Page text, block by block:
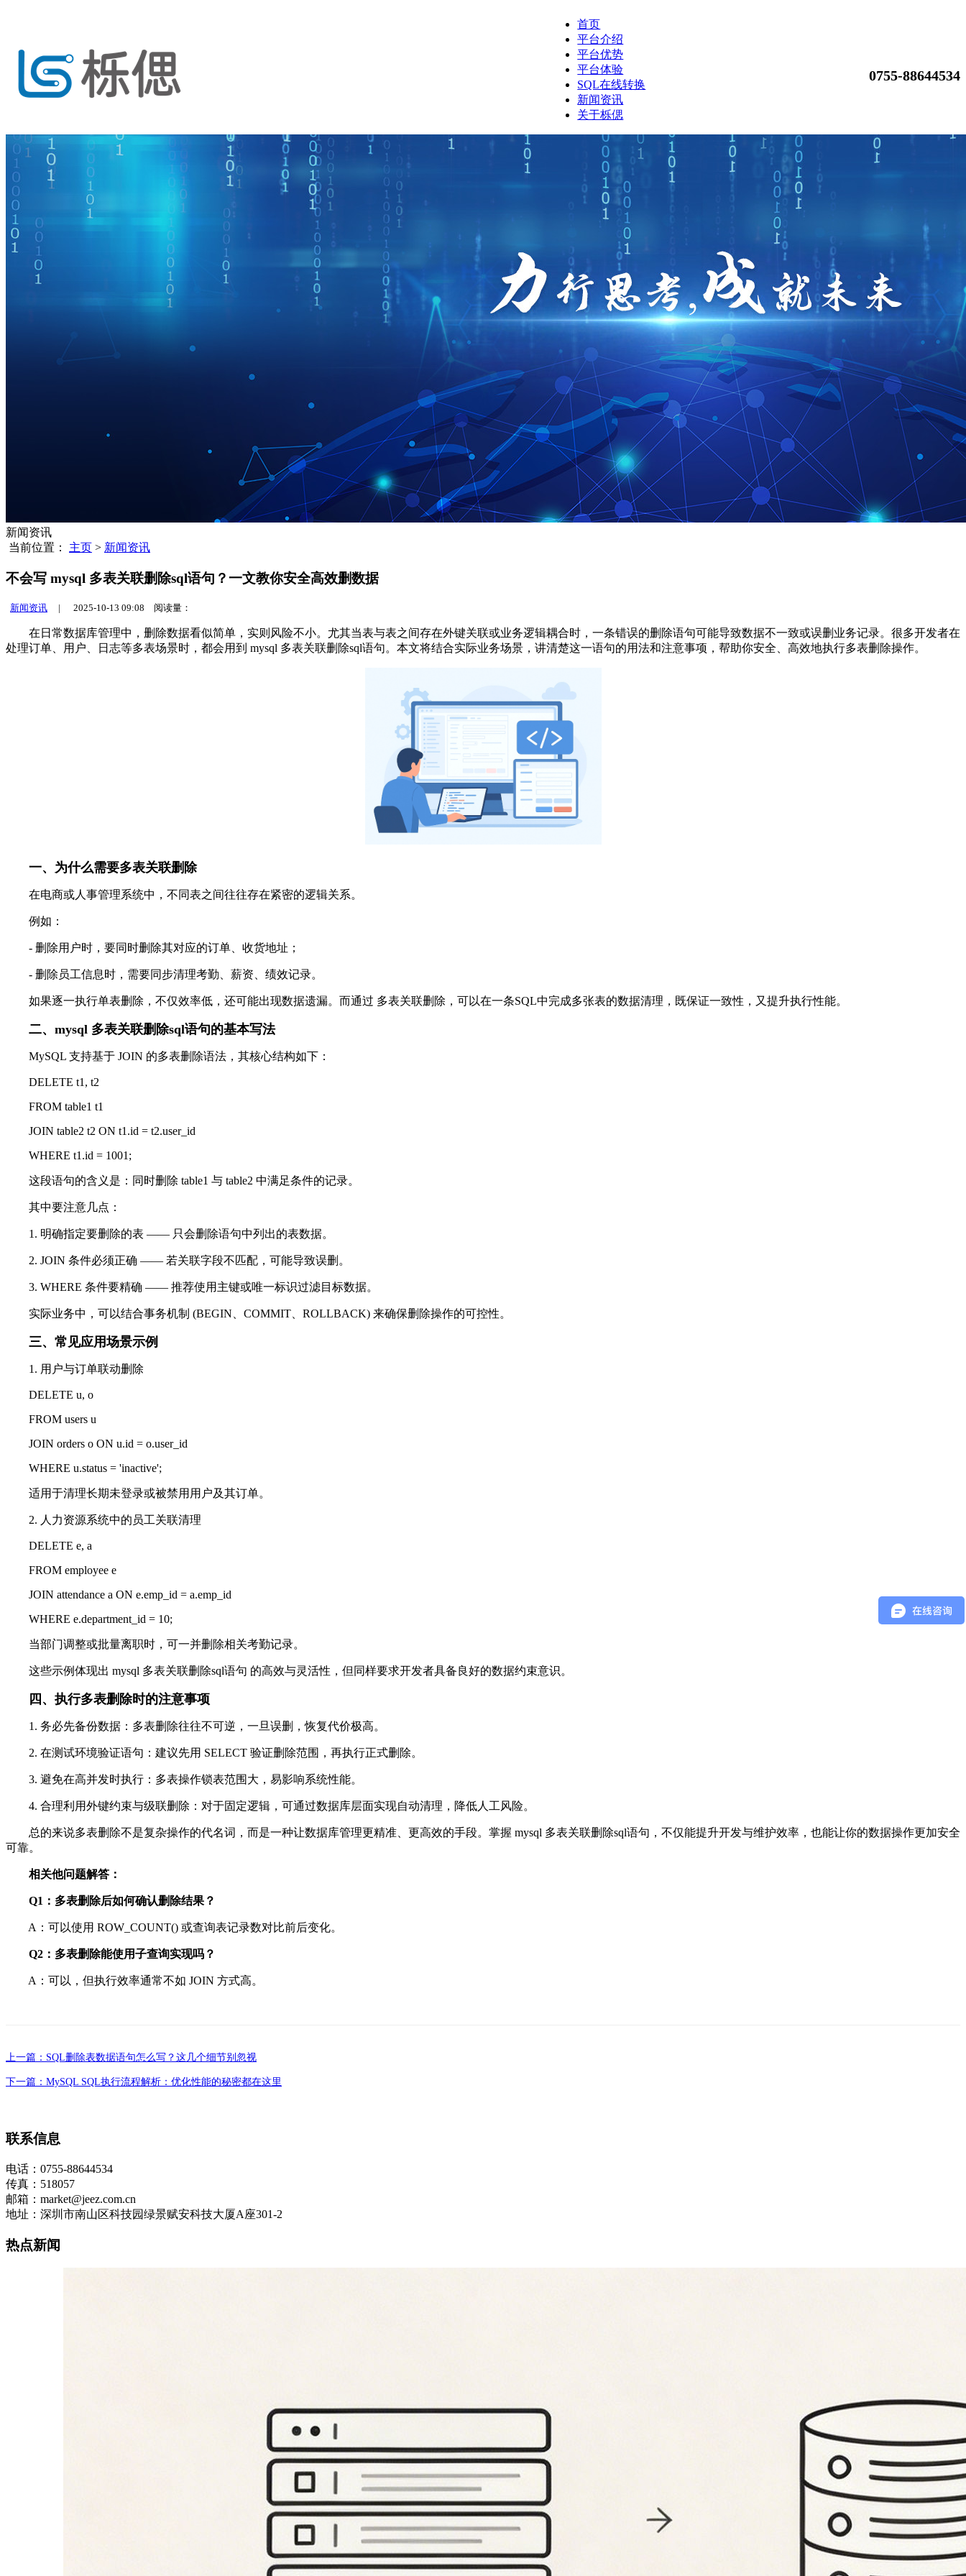
首页
平台介绍
平台优势
平台体验
SQL在线转换
新闻资讯
关于栎偲
0755-88644534
新闻资讯
当前位置： 主页 > 新闻资讯
不会写 mysql 多表关联删除sql语句？一文教你安全高效删数据
新闻资讯 | 2025-10-13 09:08 阅读量：
在日常数据库管理中，删除数据看似简单，实则风险不小。尤其当表与表之间存在外键关联或业务逻辑耦合时，一条错误的删除语句可能导致数据不一致或误删业务记录。很多开发者在
处理订单、用户、日志等多表场景时，都会用到 mysql 多表关联删除sql语句。本文将结合实际业务场景，讲清楚这一语句的用法和注意事项，帮助你安全、高效地执行多表删除操作。
一、为什么需要多表关联删除
在电商或人事管理系统中，不同表之间往往存在紧密的逻辑关系。
例如：
- 删除用户时，要同时删除其对应的订单、收货地址；
- 删除员工信息时，需要同步清理考勤、薪资、绩效记录。
如果逐一执行单表删除，不仅效率低，还可能出现数据遗漏。而通过 多表关联删除，可以在一条SQL中完成多张表的数据清理，既保证一致性，又提升执行性能。
二、mysql 多表关联删除sql语句的基本写法
MySQL 支持基于 JOIN 的多表删除语法，其核心结构如下：
DELETE t1, t2
FROM table1 t1
JOIN table2 t2 ON t1.id = t2.user_id
WHERE t1.id = 1001;
这段语句的含义是：同时删除 table1 与 table2 中满足条件的记录。
其中要注意几点：
1. 明确指定要删除的表 —— 只会删除语句中列出的表数据。
2. JOIN 条件必须正确 —— 若关联字段不匹配，可能导致误删。
3. WHERE 条件要精确 —— 推荐使用主键或唯一标识过滤目标数据。
实际业务中，可以结合事务机制 (BEGIN、COMMIT、ROLLBACK) 来确保删除操作的可控性。
三、常见应用场景示例
1. 用户与订单联动删除
DELETE u, o
FROM users u
JOIN orders o ON u.id = o.user_id
WHERE u.status = 'inactive';
适用于清理长期未登录或被禁用用户及其订单。
2. 人力资源系统中的员工关联清理
DELETE e, a
FROM employee e
JOIN attendance a ON e.emp_id = a.emp_id
WHERE e.department_id = 10;
当部门调整或批量离职时，可一并删除相关考勤记录。
这些示例体现出 mysql 多表关联删除sql语句 的高效与灵活性，但同样要求开发者具备良好的数据约束意识。
四、执行多表删除时的注意事项
1. 务必先备份数据：多表删除往往不可逆，一旦误删，恢复代价极高。
2. 在测试环境验证语句：建议先用 SELECT 验证删除范围，再执行正式删除。
3. 避免在高并发时执行：多表操作锁表范围大，易影响系统性能。
4. 合理利用外键约束与级联删除：对于固定逻辑，可通过数据库层面实现自动清理，降低人工风险。
总的来说多表删除不是复杂操作的代名词，而是一种让数据库管理更精准、更高效的手段。掌握 mysql 多表关联删除sql语句，不仅能提升开发与维护效率，也能让你的数据操作更加安全
可靠。
相关他问题解答：
Q1：多表删除后如何确认删除结果？
A：可以使用 ROW_COUNT() 或查询表记录数对比前后变化。
Q2：多表删除能使用子查询实现吗？
A：可以，但执行效率通常不如 JOIN 方式高。
上一篇：SQL删除表数据语句怎么写？这几个细节别忽视
下一篇：MySQL SQL执行流程解析：优化性能的秘密都在这里
联系信息
电话：0755-88644534
传真：518057
邮箱：market@jeez.com.cn
地址：深圳市南山区科技园绿景赋安科技大厦A座301-2
热点新闻